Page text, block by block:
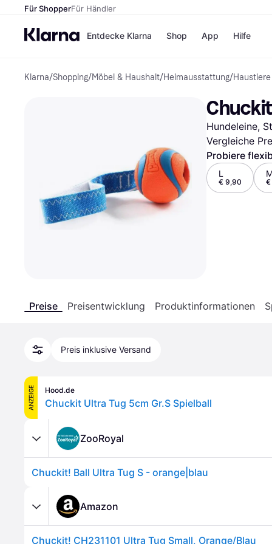
Für ShopperFür Händler
Entdecke Klarna
Zahlungsmethoden
Sofort bezahlen
Bezahle in 3
Teilzahlungen
Bezahle in bis zu 30
Tagen
Ratenzahlung
Shop
Shops
H&M
Temu
Alle Shops
App Hilfe
Klarna/Shopping/Möbel & Haushalt/Heimausstattung/Haustiere
Hundeleine,
Vergleiche
Probiere
L
€ 9,90 €
Preise Preisentwicklung Produktinformationen
Preis inklusive Versand
ANZEIGE Hood.de
Chuckit Ultra Tug 5cm Gr.S Spielball
ZooRoyal
Chuckit! Ball Ultra Tug S - orange|blau
Amazon
Chuckit! CH231101 Ultra Tug Small, Orange/Blau